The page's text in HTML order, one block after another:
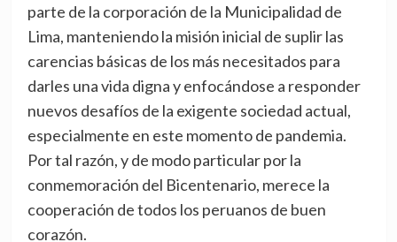
parte de la corporación de la Municipalidad de
Lima, manteniendo la misión inicial de suplir las
carencias básicas de los más necesitados para
darles una vida digna y enfocándose a responder
nuevos desafíos de la exigente sociedad actual,
especialmente en este momento de pandemia.
Por tal razón, y de modo particular por la
conmemoración del Bicentenario, merece la
cooperación de todos los peruanos de buen
corazón.